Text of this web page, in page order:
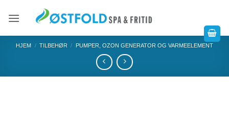
HJEM / TILBEHØR / PUMPER, OZON GENERATOR OG VARMEELEMENT